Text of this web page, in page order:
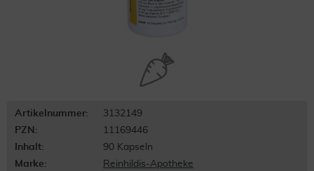
Artikelnummer:
3132149
PZN:
11169446
Inhalt:
90 Kapseln
Marke:
Reinhildis-Apotheke